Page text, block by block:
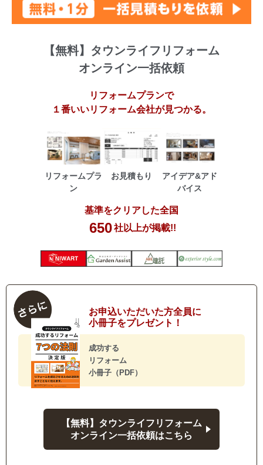
【無料】タウンライフリフォーム
オンライン一括依頼
リフォームプランで
１番いいリフォーム会社が見つかる。
リフォームプラ
ン
お見積もり
アイデア&アド
バイス
基準をクリアした全国
650 社以上が掲載!!
お申込いただいた方全員に
小冊子をプレゼント！
成功する
リフォーム
小冊子（PDF）
【無料】タウンライフリフォーム
オンライン一括依頼はこちら